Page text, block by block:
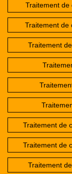
Traitement de
Traitement de
Traitement
Traitement de
Traitement de
Traitement